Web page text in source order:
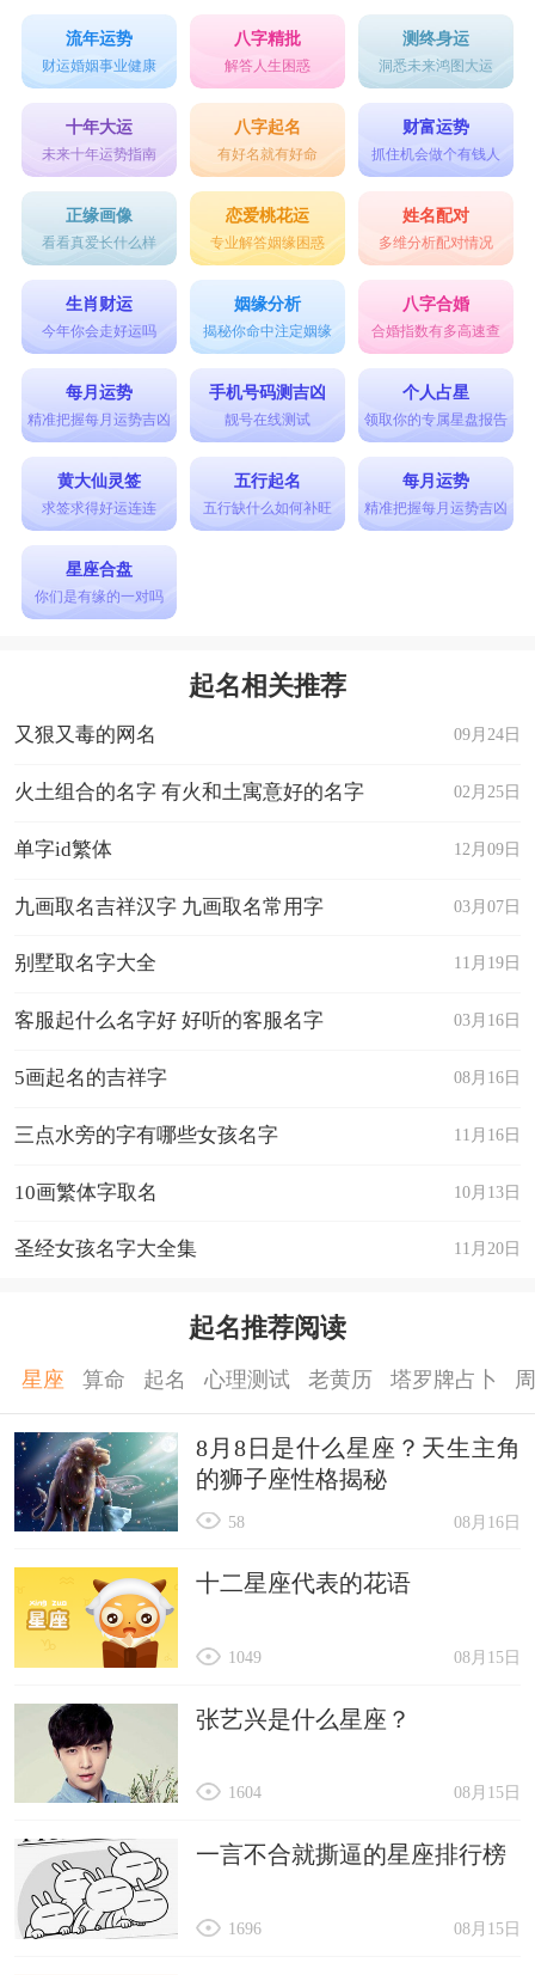
流年运势
财运婚姻事业健康
八字精批
解答人生困惑
测终身运
洞悉未来鸿图大运
十年大运
未来十年运势指南
八字起名
有好名就有好命
财富运势
抓住机会做个有钱人
正缘画像
看看真爱长什么样
恋爱桃花运
专业解答姻缘困惑
姓名配对
多维分析配对情况
生肖财运
今年你会走好运吗
姻缘分析
揭秘你命中注定姻缘
八字合婚
合婚指数有多高速查
每月运势
精准把握每月运势吉凶
手机号码测吉凶
靓号在线测试
个人占星
领取你的专属星盘报告
黄大仙灵签
求签求得好运连连
五行起名
五行缺什么如何补旺
每月运势
精准把握每月运势吉凶
星座合盘
你们是有缘的一对吗
起名相关推荐
09月24日
又狠又毒的网名
02月25日
火土组合的名字 有火和土寓意好的名字
12月09日
单字id繁体
03月07日
九画取名吉祥汉字 九画取名常用字
11月19日
别墅取名字大全
03月16日
客服起什么名字好 好听的客服名字
08月16日
5画起名的吉祥字
11月16日
三点水旁的字有哪些女孩名字
10月13日
10画繁体字取名
11月20日
圣经女孩名字大全集
起名推荐阅读
星座 算命 起名 心理测试 老黄历 塔罗牌占卜
8月8日是什么星座？天生主角
的狮子座性格揭秘
08月16日
58
十二星座代表的花语
08月15日
1049
张艺兴是什么星座？
08月15日
1604
一言不合就撕逼的星座排行榜
08月15日
1696